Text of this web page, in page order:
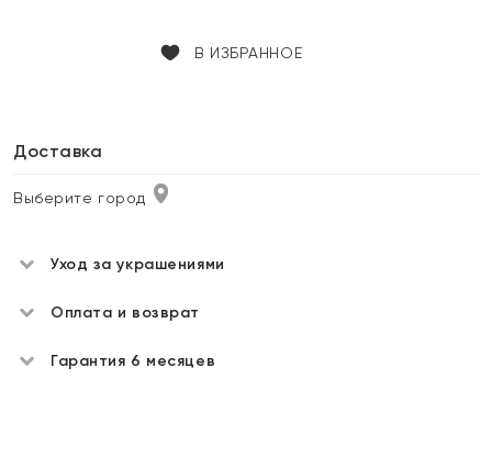
В ИЗБРАННОЕ
Доставка
Выберите город
Уход за украшениями
Оплата и возврат
Гарантия 6 месяцев